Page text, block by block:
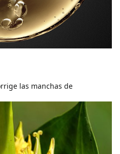
las manchas de